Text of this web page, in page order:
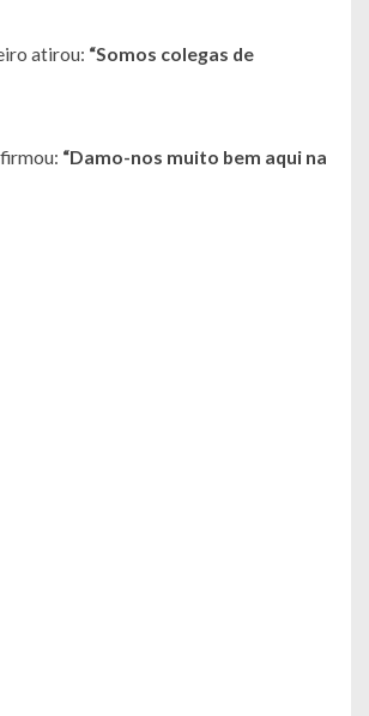
atirou: “Somos colegas de
“Damo-nos muito bem aqui na